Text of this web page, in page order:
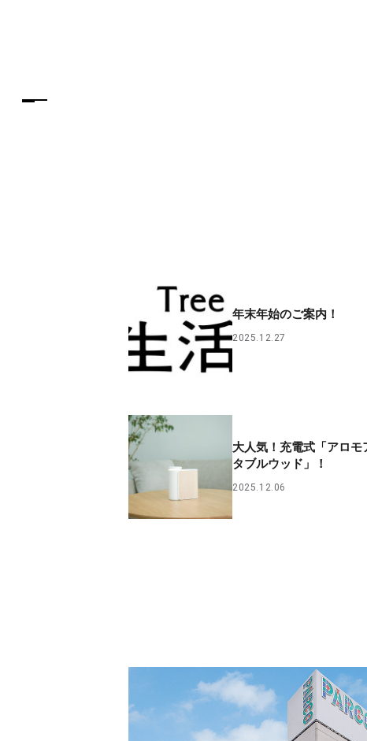
年末年始のご案内！
2025.12.27
大人気！充電式「アロモ
タブルウッド」！
2025.12.06